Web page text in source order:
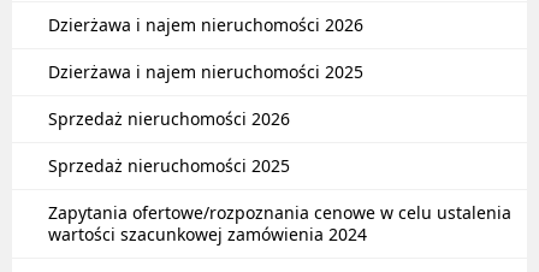
Dzierżawa i najem nieruchomości 2026
Dzierżawa i najem nieruchomości 2025
Sprzedaż nieruchomości 2026
Sprzedaż nieruchomości 2025
Zapytania ofertowe/rozpoznania cenowe w celu ustalenia
wartości szacunkowej zamówienia 2024